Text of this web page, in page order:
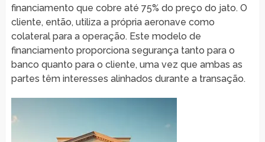
financiamento que cobre até 75% do preço do jato. O
cliente, então, utiliza a própria aeronave como
colateral para a operação. Este modelo de
financiamento proporciona segurança tanto para o
banco quanto para o cliente, uma vez que ambas as
partes têm interesses alinhados durante a transação.